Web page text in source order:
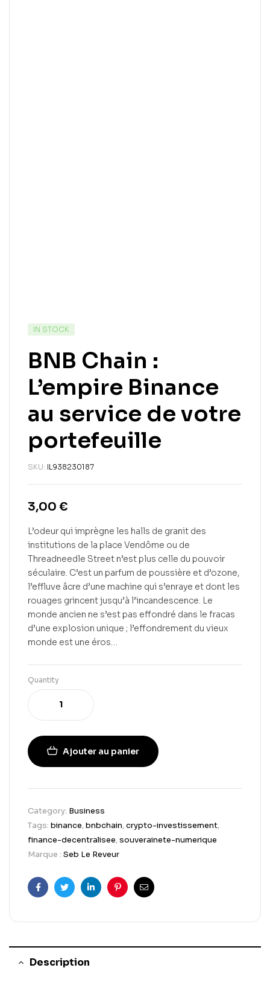
IN STOCK
BNB Chain :
L’empire Binance
au service de votre
portefeuille
SKU: IL938230187
3,00 €
L’odeur qui imprègne les halls de granit des
institutions de la place Vendôme ou de
Threadneedle Street n’est plus celle du pouvoir
séculaire. C’est un parfum de poussière et d’ozone,
l’effluve âcre d’une machine qui s’enraye et dont les
rouages grincent jusqu’à l’incandescence. Le
monde ancien ne s’est pas effondré dans le fracas
d’une explosion unique ; l’effondrement du vieux
monde est une éros…
Quantity
Ajouter au panier
Category: Business
Tags: binance,bnbchain,crypto-investissement,
finance-decentralisee,souverainete-numerique
Marque : Seb Le Reveur
FacebookTwitterLinkedinPinterestEmail
Description